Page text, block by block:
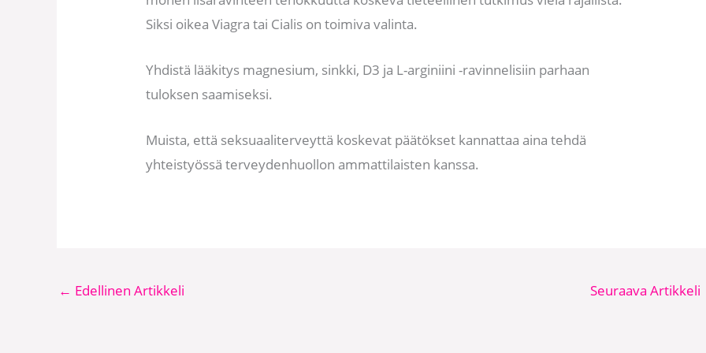
Siksi oikea Viagra tai Cialis on toimiva valinta.
Yhdistä lääkitys magnesium, sinkki, D3 ja L-arginiini -ravinnelisiin parhaan
tuloksen saamiseksi.
Muista, että seksuaaliterveyttä koskevat päätökset kannattaa aina tehdä
yhteistyössä terveydenhuollon ammattilaisten kanssa.
← Edellinen Artikkeli Seuraava Artikkeli